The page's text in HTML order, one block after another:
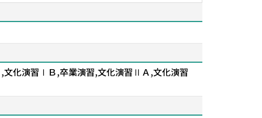
文化演習ⅠＢ,卒業演習,文化演習ⅡＡ,文化演習